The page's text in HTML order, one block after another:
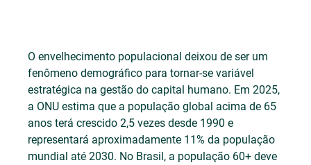
O envelhecimento populacional deixou de ser um
fenômeno demográfico para tornar-se variável
estratégica na gestão do capital humano. Em 2025,
a ONU estima que a população global acima de 65
anos terá crescido 2,5 vezes desde 1990 e
representará aproximadamente 11% da população
mundial até 2030. No Brasil, a população 60+ deve